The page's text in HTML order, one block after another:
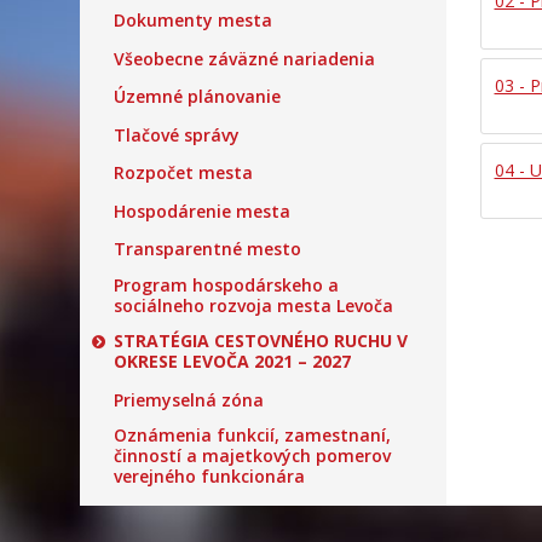
Dokumenty mesta
Všeobecne záväzné nariadenia
Územné plánovanie
Tlačové správy
Rozpočet mesta
Hospodárenie mesta
Transparentné mesto
Program hospodárskeho a
sociálneho rozvoja mesta Levoča
STRATÉGIA CESTOVNÉHO RUCHU V
OKRESE LEVOČA 2021 – 2027
Priemyselná zóna
Oznámenia funkcií, zamestnaní,
činností a majetkových pomerov
verejného funkcionára
03 -
04 -